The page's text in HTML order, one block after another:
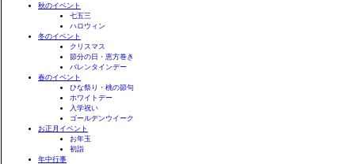
秋のイベント
七五三
ハロウィン
冬のイベント
クリスマス
節分の日・恵方巻き
バレンタインデー
春のイベント
ひな祭り・桃の節句
ホワイトデー
入学祝い
ゴールデンウイーク
お正月イベント
お年玉
初詣
年中行事